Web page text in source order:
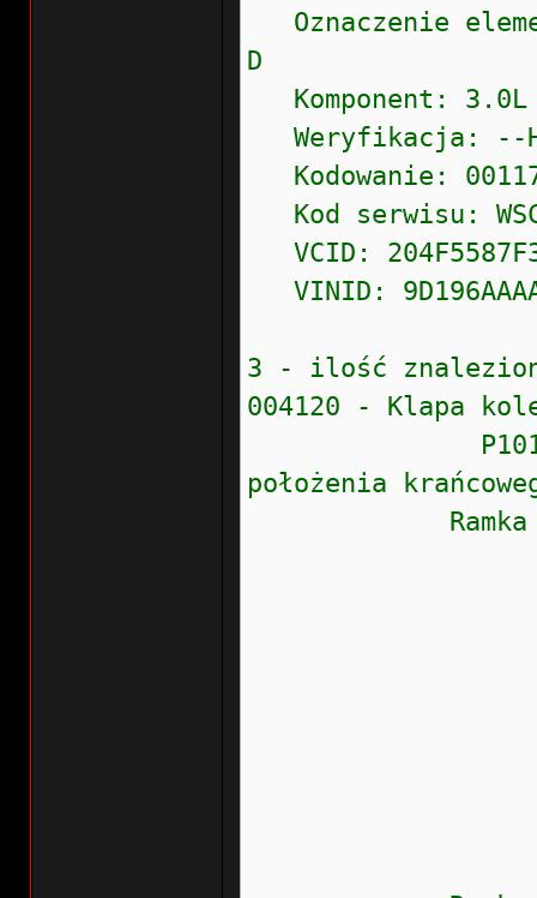
Oznaczenie
D
Komponent: 3.0L
Weryfikacja: --
Kodowanie:
Kod serwisu:
VCID:
VINID:
3 - ilość
004120 - Klapa
P1018 - 001
położenia
Ramka